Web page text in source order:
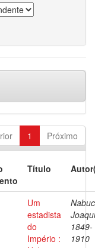
1 Próximo
Título
Um
estadista
do
Império :
1849-
1910